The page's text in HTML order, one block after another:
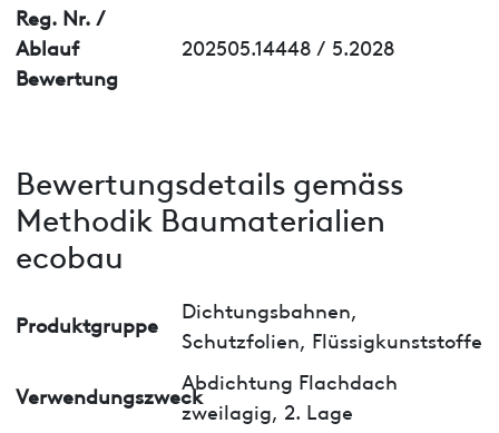
Reg. Nr. /
Ablauf
Bewertung
202505.14448 / 5.2028
Bewertungsdetails gemäss
Methodik Baumaterialien
ecobau
Produktgruppe
Dichtungsbahnen,
Schutzfolien, Flüssigkunststoffe
Verwendungszweck
Abdichtung Flachdach
zweilagig, 2. Lage